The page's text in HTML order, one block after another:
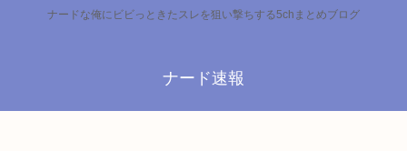
ナードな俺にビビっときたスレを狙い撃ちする5chまとめブログ
ナード速報